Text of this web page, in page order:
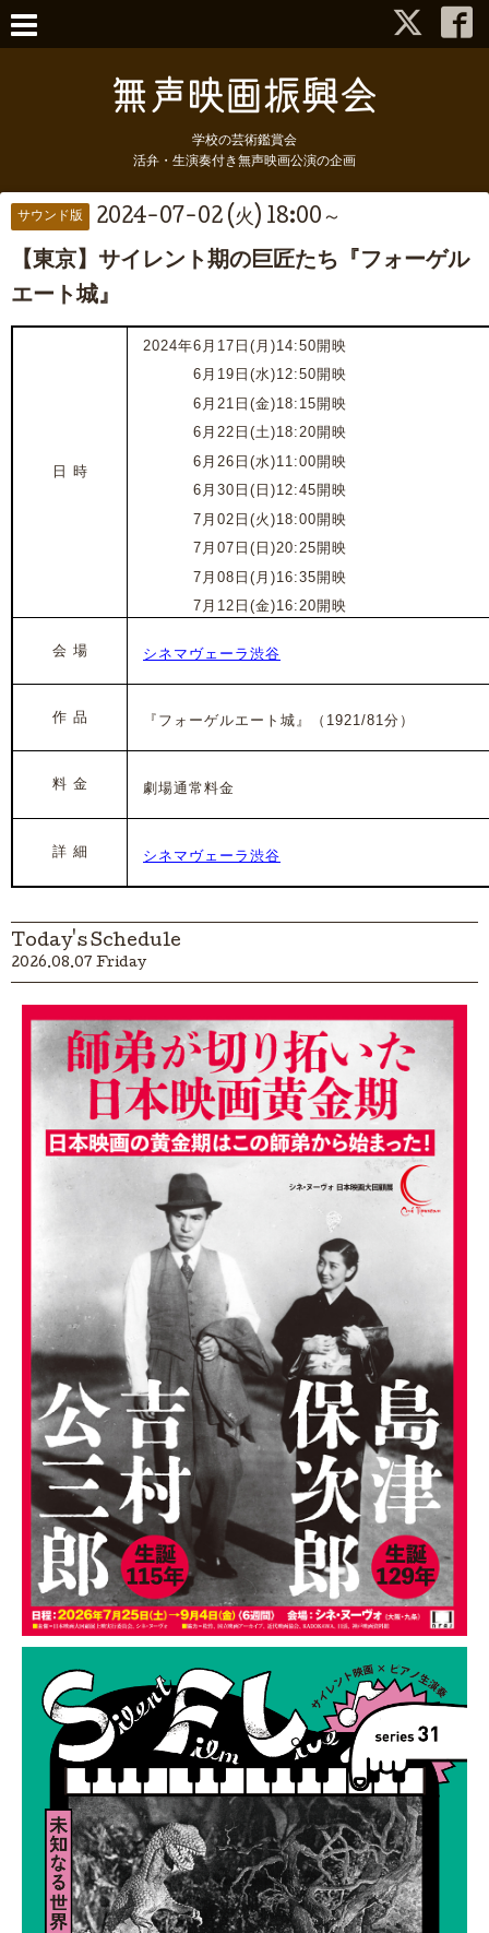
学校の芸術鑑賞会
活弁・生演奏付き無声映画公演の企画
サウンド版 2024-07-02 (火) 18:00～
【東京】サイレント期の巨匠たち『フォーゲル
エート城』
日 時
2024年6月17日(月)14:50開映
6月19日(水)12:50開映
6月21日(金)18:15開映
6月22日(土)18:20開映
6月26日(水)11:00開映
6月30日(日)12:45開映
7月02日(火)18:00開映
7月07日(日)20:25開映
7月08日(月)16:35開映
7月12日(金)16:20開映
会 場 シネマヴェーラ渋谷
作 品 『フォーゲルエート城』 （1921/81分）
料 金 劇場通常料金
詳 細 シネマヴェーラ渋谷
Today's Schedule
2026.08.07 Friday